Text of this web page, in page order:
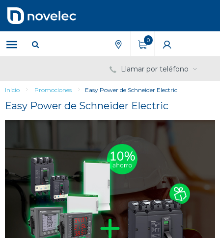
contenido
menú
de
navegación
0
Llamar por teléfono
Inicio Promociones Easy Power de Schneider Electric
Easy Power de Schneider Electric